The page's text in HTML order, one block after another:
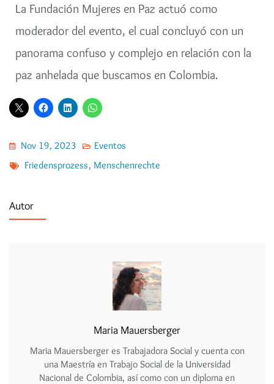
La Fundación Mujeres en Paz actuó como
moderador del evento, el cual concluyó con un
panorama confuso y complejo en relación con la
paz anhelada que buscamos en Colombia.
Nov 19, 2023
Eventos
Friedensprozess, Menschenrechte
Autor
Maria Mauersberger
Maria Mauersberger es Trabajadora Social y cuenta con
una Maestría en Trabajo Social de la Universidad
Nacional de Colombia, así como con un diploma en